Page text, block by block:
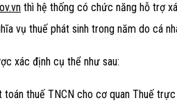
thì hệ thống có chức năng hỗ trợ
vụ thuế phát sinh trong năm do cá
xác định cụ thể như sau:
thuế TNCN cho cơ quan Thuế